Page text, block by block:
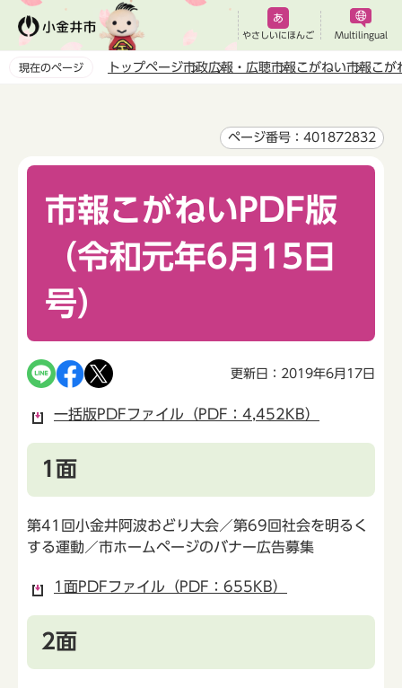
ペ
やさしいにほんご Multilingual
現在のページ トップページ市政広報・広聴市報こがねい市報こが
ページ番号：401872832
市報こがねいPDF版
（令和元年6月15日
号）
更新日：2019年6月17日
一括版PDFファイル（PDF：4,452KB）
1面
第41回小金井阿波おどり大会／第69回社会を明るく
する運動／市ホームページのバナー広告募集
1面PDFファイル（PDF：655KB）
2面